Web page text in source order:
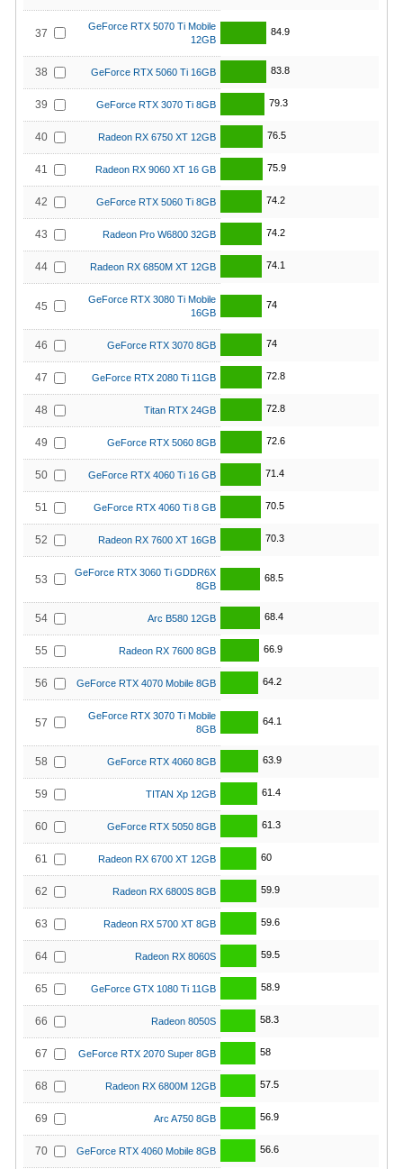
37
GeForce RTX 5070 Ti Mobile
12GB
84.9
38 GeForce RTX 5060 Ti 16GB 83.8
39 GeForce RTX 3070 Ti 8GB 79.3
40 Radeon RX 6750 XT 12GB 76.5
41 Radeon RX 9060 XT 16 GB 75.9
42 GeForce RTX 5060 Ti 8GB 74.2
43 Radeon Pro W6800 32GB 74.2
44 Radeon RX 6850M XT 12GB 74.1
45
GeForce RTX 3080 Ti Mobile
16GB
74
46 GeForce RTX 3070 8GB 74
47 GeForce RTX 2080 Ti 11GB 72.8
48 Titan RTX 24GB 72.8
49 GeForce RTX 5060 8GB 72.6
50 GeForce RTX 4060 Ti 16 GB 71.4
51 GeForce RTX 4060 Ti 8 GB 70.5
52 Radeon RX 7600 XT 16GB 70.3
53
GeForce RTX 3060 Ti GDDR6X
8GB
68.5
54 Arc B580 12GB 68.4
55 Radeon RX 7600 8GB 66.9
56 GeForce RTX 4070 Mobile 8GB 64.2
57
GeForce RTX 3070 Ti Mobile
8GB
64.1
58 GeForce RTX 4060 8GB 63.9
59 TITAN Xp 12GB 61.4
60 GeForce RTX 5050 8GB 61.3
61 Radeon RX 6700 XT 12GB 60
62 Radeon RX 6800S 8GB 59.9
63 Radeon RX 5700 XT 8GB 59.6
64 Radeon RX 8060S 59.5
65 GeForce GTX 1080 Ti 11GB 58.9
66 Radeon 8050S 58.3
67 GeForce RTX 2070 Super 8GB 58
68 Radeon RX 6800M 12GB 57.5
69 Arc A750 8GB 56.9
70 GeForce RTX 4060 Mobile 8GB 56.6